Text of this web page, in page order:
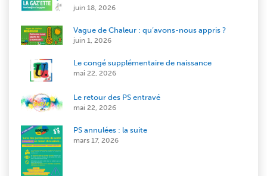
juin 18, 2026
Vague de Chaleur : qu’avons-nous appris ?
juin 1, 2026
Le congé supplémentaire de naissance
mai 22, 2026
Le retour des PS entravé
mai 22, 2026
PS annulées : la suite
mars 17, 2026